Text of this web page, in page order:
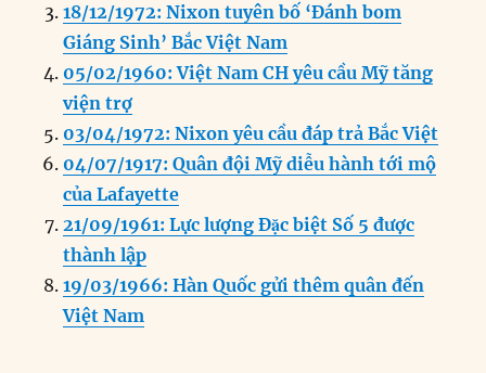
o
k
n
er p m
18/12/1972: Nixon tuyên bố ‘Đánh bom
Giáng Sinh’ Bắc Việt Nam
05/02/1960: Việt Nam CH yêu cầu Mỹ tăng
viện trợ
03/04/1972: Nixon yêu cầu đáp trả Bắc Việt
04/07/1917: Quân đội Mỹ diễu hành tới mộ
của Lafayette
21/09/1961: Lực lượng Đặc biệt Số 5 được
thành lập
19/03/1966: Hàn Quốc gửi thêm quân đến
Việt Nam